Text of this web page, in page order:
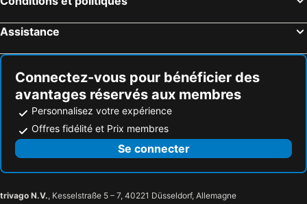
Assistance
Connectez-vous pour bénéficier des
avantages réservés aux membres
Personnalisez votre expérience
Offres fidélité et Prix membres
Se connecter
trivago N.V., Kesselstraße 5 – 7, 40221 Düsseldorf, Allemagne